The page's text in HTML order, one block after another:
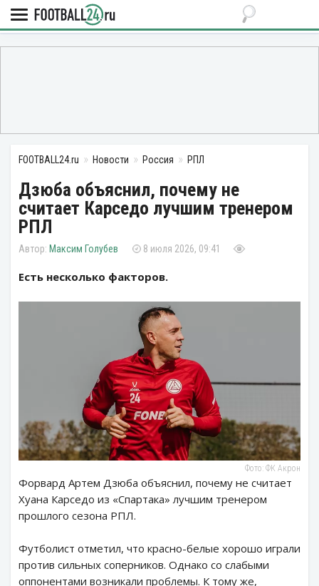
FOOTBALL24.ru Новости Россия РПЛ
Дзюба объяснил, почему не
считает Карседо лучшим тренером
РПЛ
Максим Голубев 8 июля 2026, 09:41
Есть несколько факторов.
Фото: ФК Акрон
Форвард Артем Дзюба объяснил, почему не считает
Хуана Карседо из «Спартака» лучшим тренером
прошлого сезона РПЛ.
Футболист отметил, что красно-белые хорошо играли
против сильных соперников. Однако со слабыми
оппонентами возникали проблемы. К тому же,